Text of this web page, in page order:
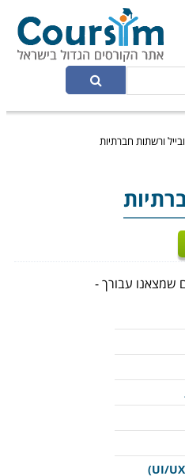
ורשתות חברתיות
שמצאנו עבורך -